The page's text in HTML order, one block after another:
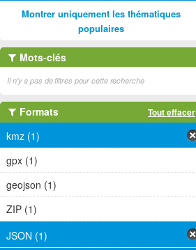
Montrer uniquement les thématiques
populaires
Mots-clés
Il n'y a pas de filtres pour cette recherche
Formats Tout effacer
kmz (1)
gpx (1)
geojson (1)
ZIP (1)
JSON (1)